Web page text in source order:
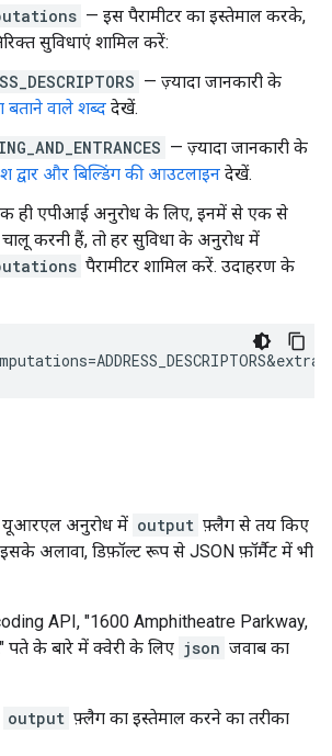
— इस पैरामीटर का इस्तेमाल करके,
सुविधाएं शामिल करें:
— ज़्यादा जानकारी के
बताने वाले शब्द देखें.
— ज़्यादा जानकारी के
द्वार और बिल्डिंग की आउटलाइन देखें.
ही एपीआई अनुरोध के लिए, इनमें से एक से
चालू करनी हैं, तो हर सुविधा के अनुरोध में
पैरामीटर शामिल करें. उदाहरण के
यूआरएल अनुरोध में output फ़्लैग से तय किए
अलावा, डिफ़ॉल्ट रूप से JSON फ़ॉर्मैट में भी
API, "1600 Amphitheatre Parkway,
पते के बारे में क्वेरी के लिए json जवाब का
output फ़्लैग का इस्तेमाल करने का तरीका